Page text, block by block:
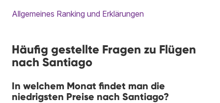
Allgemeines Ranking und Erklärungen
Häufig gestellte Fragen zu Flügen
nach Santiago
In welchem Monat findet man die
niedrigsten Preise nach Santiago?